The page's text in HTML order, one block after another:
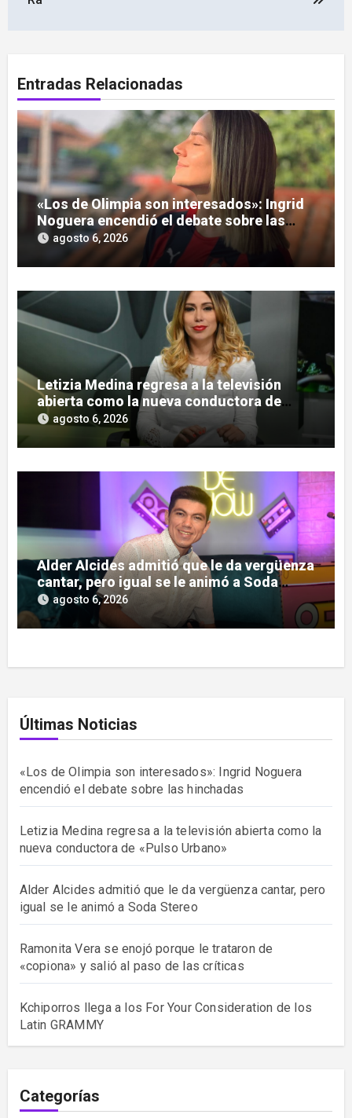
Entradas Relacionadas
«Los de Olimpia son interesados»: Ingrid
Noguera encendió el debate sobre las
hinchadas
agosto 6, 2026
Letizia Medina regresa a la televisión
abierta como la nueva conductora de
«Pulso Urbano»
agosto 6, 2026
Alder Alcides admitió que le da vergüenza
cantar, pero igual se le animó a Soda
Stereo
agosto 6, 2026
Últimas Noticias
«Los de Olimpia son interesados»: Ingrid Noguera
encendió el debate sobre las hinchadas
Letizia Medina regresa a la televisión abierta como la
nueva conductora de «Pulso Urbano»
Alder Alcides admitió que le da vergüenza cantar, pero
igual se le animó a Soda Stereo
Ramonita Vera se enojó porque le trataron de
«copiona» y salió al paso de las críticas
Kchiporros llega a los For Your Consideration de los
Latin GRAMMY
Categorías